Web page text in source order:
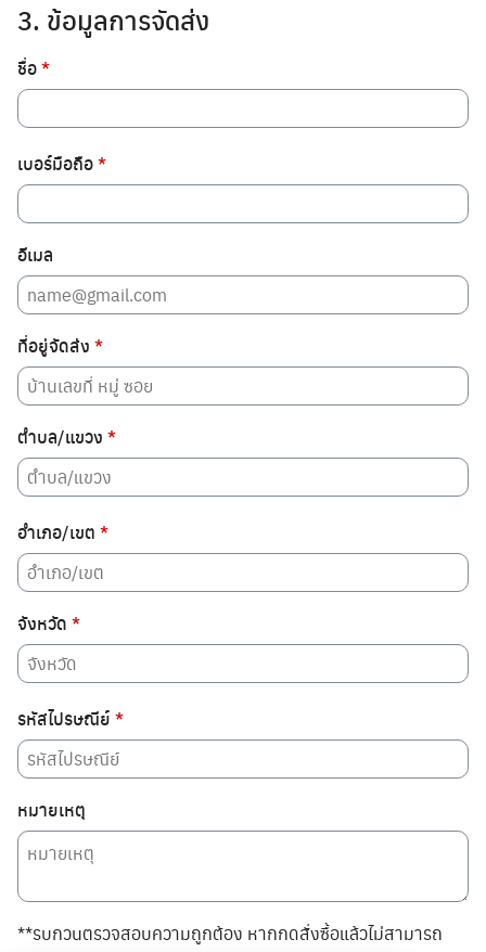
3. ข้อมูลการจัดส่ง
ชื่อ*
เบอร์มือถือ*
อีเมล
ที่อยู่จัดส่ง *
ตำบล/แขวง *
อำเภอ/เขต *
จังหวัด *
รหัสไปรษณีย์ *
หมายเหตุ
**รบกวนตรวจสอบความถูกต้อง หากกดสั่งซื้อแล้วไม่สามารถ